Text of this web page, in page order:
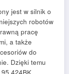
jest w silnik o
robotów
pracę
a także
do
Dzięki temu